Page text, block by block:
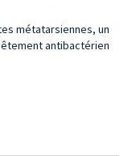
métatarsiennes, un
antibactérien